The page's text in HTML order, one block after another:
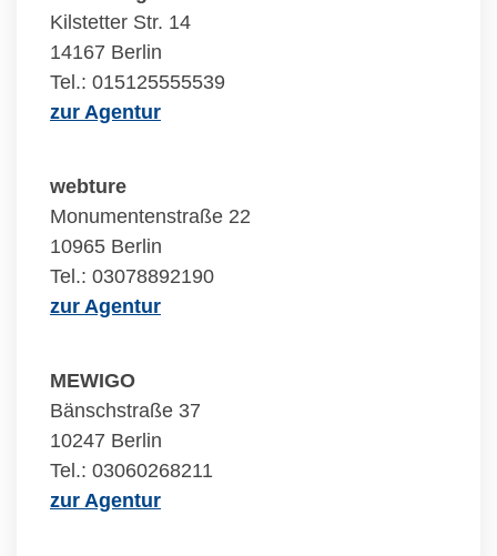
Kilstetter Str. 14
14167 Berlin
Tel.: 015125555539
zur Agentur
webture
Monumentenstraße 22
10965 Berlin
Tel.: 03078892190
zur Agentur
MEWIGO
Bänschstraße 37
10247 Berlin
Tel.: 03060268211
zur Agentur